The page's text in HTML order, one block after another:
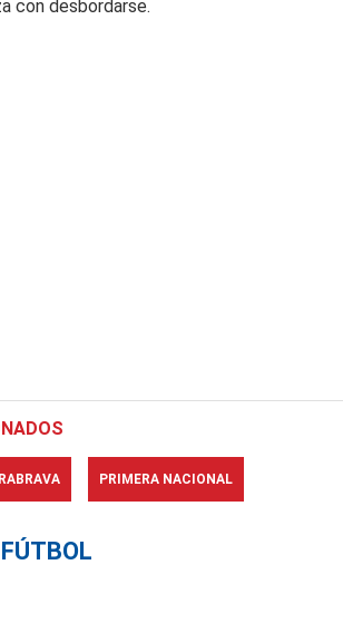
con desbordarse.
PRIMERA NACIONAL